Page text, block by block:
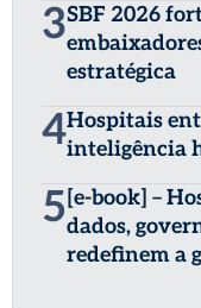
3SBF 2026
estratégica
4Hospitais
inteligência
5 [e-book] –
dados,
redefinem a